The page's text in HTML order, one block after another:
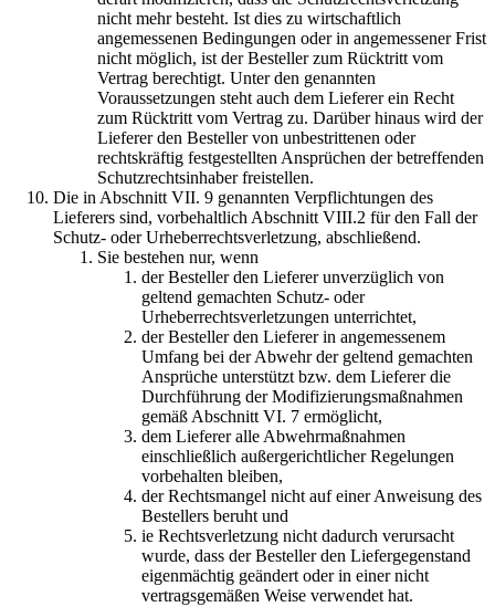
nicht mehr besteht. Ist dies zu wirtschaftlich
angemessenen Bedingungen oder in angemessener Frist
nicht möglich, ist der Besteller zum Rücktritt vom
Vertrag berechtigt. Unter den genannten
Voraussetzungen steht auch dem Lieferer ein Recht
zum Rücktritt vom Vertrag zu. Darüber hinaus wird der
Lieferer den Besteller von unbestrittenen oder
rechtskräftig festgestellten Ansprüchen der betreffenden
Schutzrechtsinhaber freistellen.
Die in Abschnitt VII. 9 genannten Verpflichtungen des
Lieferers sind, vorbehaltlich Abschnitt VIII.2 für den Fall der
Schutz- oder Urheberrechtsverletzung, abschließend.
Sie bestehen nur, wenn
der Besteller den Lieferer unverzüglich von
geltend gemachten Schutz- oder
Urheberrechtsverletzungen unterrichtet,
der Besteller den Lieferer in angemessenem
Umfang bei der Abwehr der geltend gemachten
Ansprüche unterstützt bzw. dem Lieferer die
Durchführung der Modifizierungsmaßnahmen
gemäß Abschnitt VI. 7 ermöglicht,
dem Lieferer alle Abwehrmaßnahmen
einschließlich außergerichtlicher Regelungen
vorbehalten bleiben,
der Rechtsmangel nicht auf einer Anweisung des
Bestellers beruht und
ie Rechtsverletzung nicht dadurch verursacht
wurde, dass der Besteller den Liefergegenstand
eigenmächtig geändert oder in einer nicht
vertragsgemäßen Weise verwendet hat.